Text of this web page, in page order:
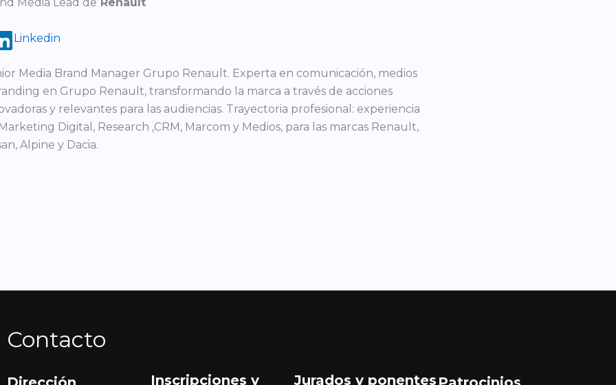
Linkedin
Media Brand Manager Grupo Renault. Experta en comunicación, medios
en Grupo Renault, transformando la marca a través de acciones
y relevantes para las audiencias. Trayectoria profesional: experiencia
Digital, Research ,CRM, Marcom y Medios, para las marcas Renault,
Alpine y Dacia.
Contacto
Inscripciones y Jurados y ponentes